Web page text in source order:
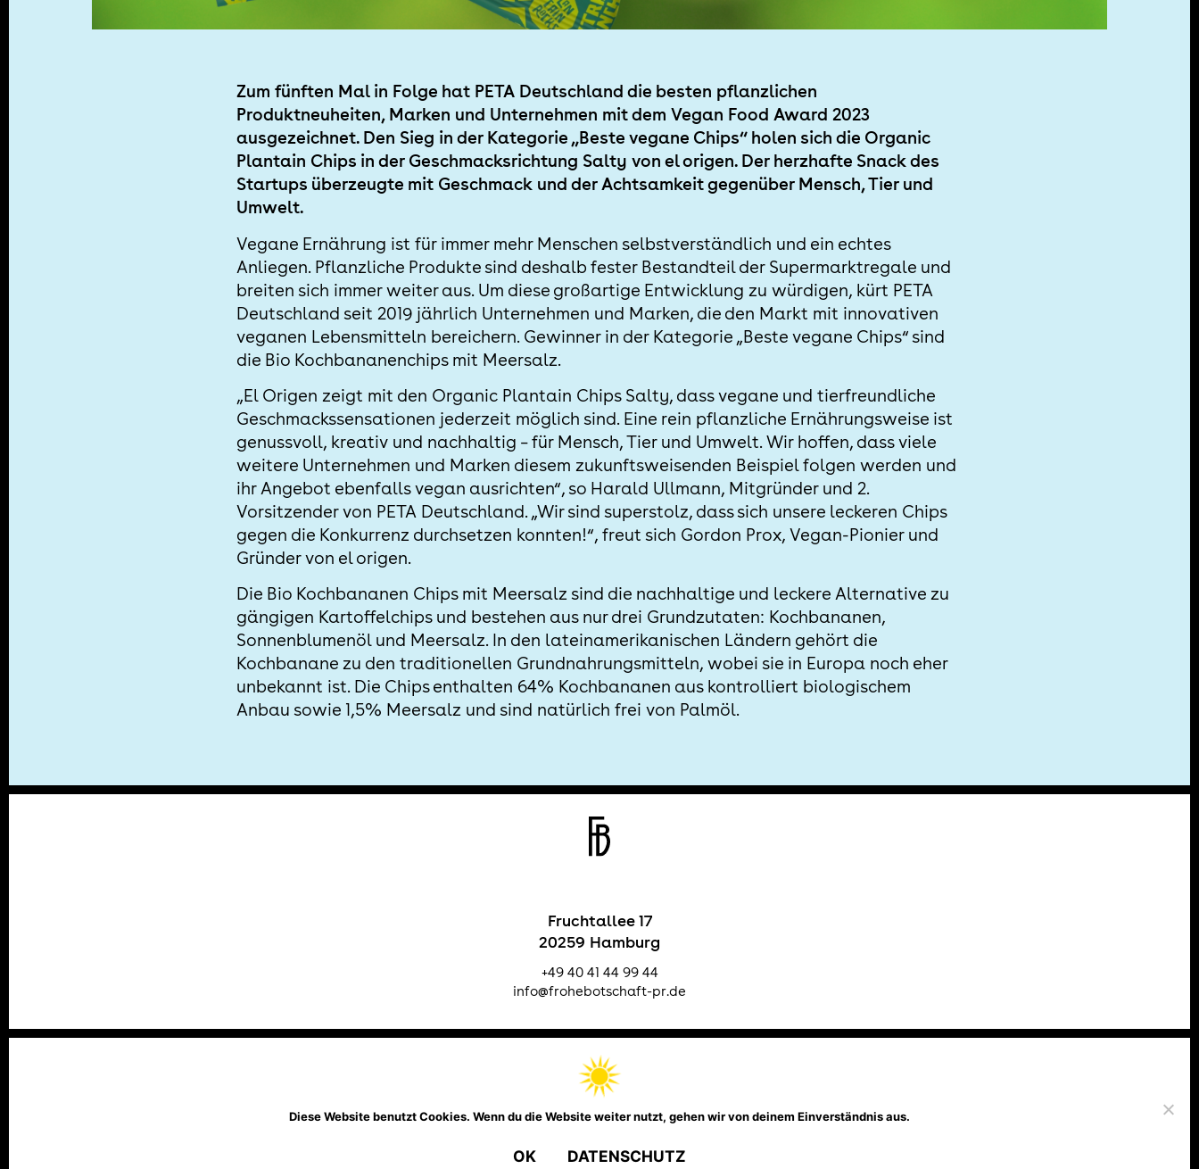
Zum fünften Mal in Folge hat PETA Deutschland die besten pflanzlichen
Produktneuheiten, Marken und Unternehmen mit dem Vegan Food Award 2023
ausgezeichnet. Den Sieg in der Kategorie „Beste vegane Chips“ holen sich die Organic
Plantain Chips in der Geschmacksrichtung Salty von el origen. Der herzhafte Snack des
Startups überzeugte mit Geschmack und der Achtsamkeit gegenüber Mensch, Tier und
Umwelt.
Vegane Ernährung ist für immer mehr Menschen selbstverständlich und ein echtes
Anliegen. Pflanzliche Produkte sind deshalb fester Bestandteil der Supermarktregale und
breiten sich immer weiter aus. Um diese großartige Entwicklung zu würdigen, kürt PETA
Deutschland seit 2019 jährlich Unternehmen und Marken, die den Markt mit innovativen
veganen Lebensmitteln bereichern. Gewinner in der Kategorie „Beste vegane Chips“ sind
die Bio Kochbananenchips mit Meersalz.
„El Origen zeigt mit den Organic Plantain Chips Salty, dass vegane und tierfreundliche
Geschmackssensationen jederzeit möglich sind. Eine rein pflanzliche Ernährungsweise ist
genussvoll, kreativ und nachhaltig – für Mensch, Tier und Umwelt. Wir hoffen, dass viele
weitere Unternehmen und Marken diesem zukunftsweisenden Beispiel folgen werden und
ihr Angebot ebenfalls vegan ausrichten“, so Harald Ullmann, Mitgründer und 2.
Vorsitzender von PETA Deutschland. „Wir sind superstolz, dass sich unsere leckeren Chips
gegen die Konkurrenz durchsetzen konnten!“, freut sich Gordon Prox, Vegan-Pionier und
Gründer von el origen.
Die Bio Kochbananen Chips mit Meersalz sind die nachhaltige und leckere Alternative zu
gängigen Kartoffelchips und bestehen aus nur drei Grundzutaten: Kochbananen,
Sonnenblumenöl und Meersalz. In den lateinamerikanischen Ländern gehört die
Kochbanane zu den traditionellen Grundnahrungsmitteln, wobei sie in Europa noch eher
unbekannt ist. Die Chips enthalten 64% Kochbananen aus kontrolliert biologischem
Anbau sowie 1,5% Meersalz und sind natürlich frei von Palmöl.
Fruchtallee 17
20259 Hamburg
+49 40 41 44 99 44
info@frohebotschaft-pr.de
Email
Impressum Datenschutz
© 2026, Frohe Botschaft
Diese Website benutzt Cookies. Wenn du die Website weiter nutzt, gehen wir von deinem Einverständnis aus.
OK DATENSCHUTZ